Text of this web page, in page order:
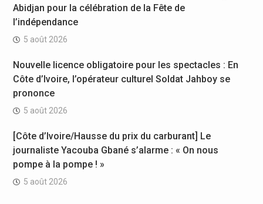
Abidjan pour la célébration de la Fête de
l’indépendance
5 août 2026
Nouvelle licence obligatoire pour les spectacles : En
Côte d’Ivoire, l’opérateur culturel Soldat Jahboy se
prononce
5 août 2026
[Côte d’Ivoire/Hausse du prix du carburant] Le
journaliste Yacouba Gbané s’alarme : « On nous
pompe à la pompe ! »
5 août 2026